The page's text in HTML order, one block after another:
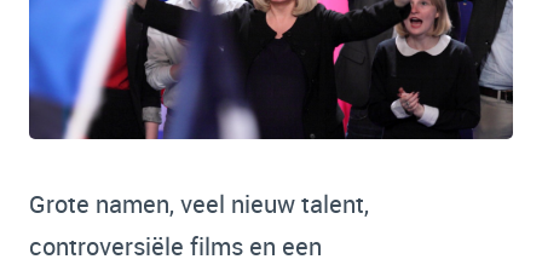
Grote namen, veel nieuw talent,
controversiële films en een